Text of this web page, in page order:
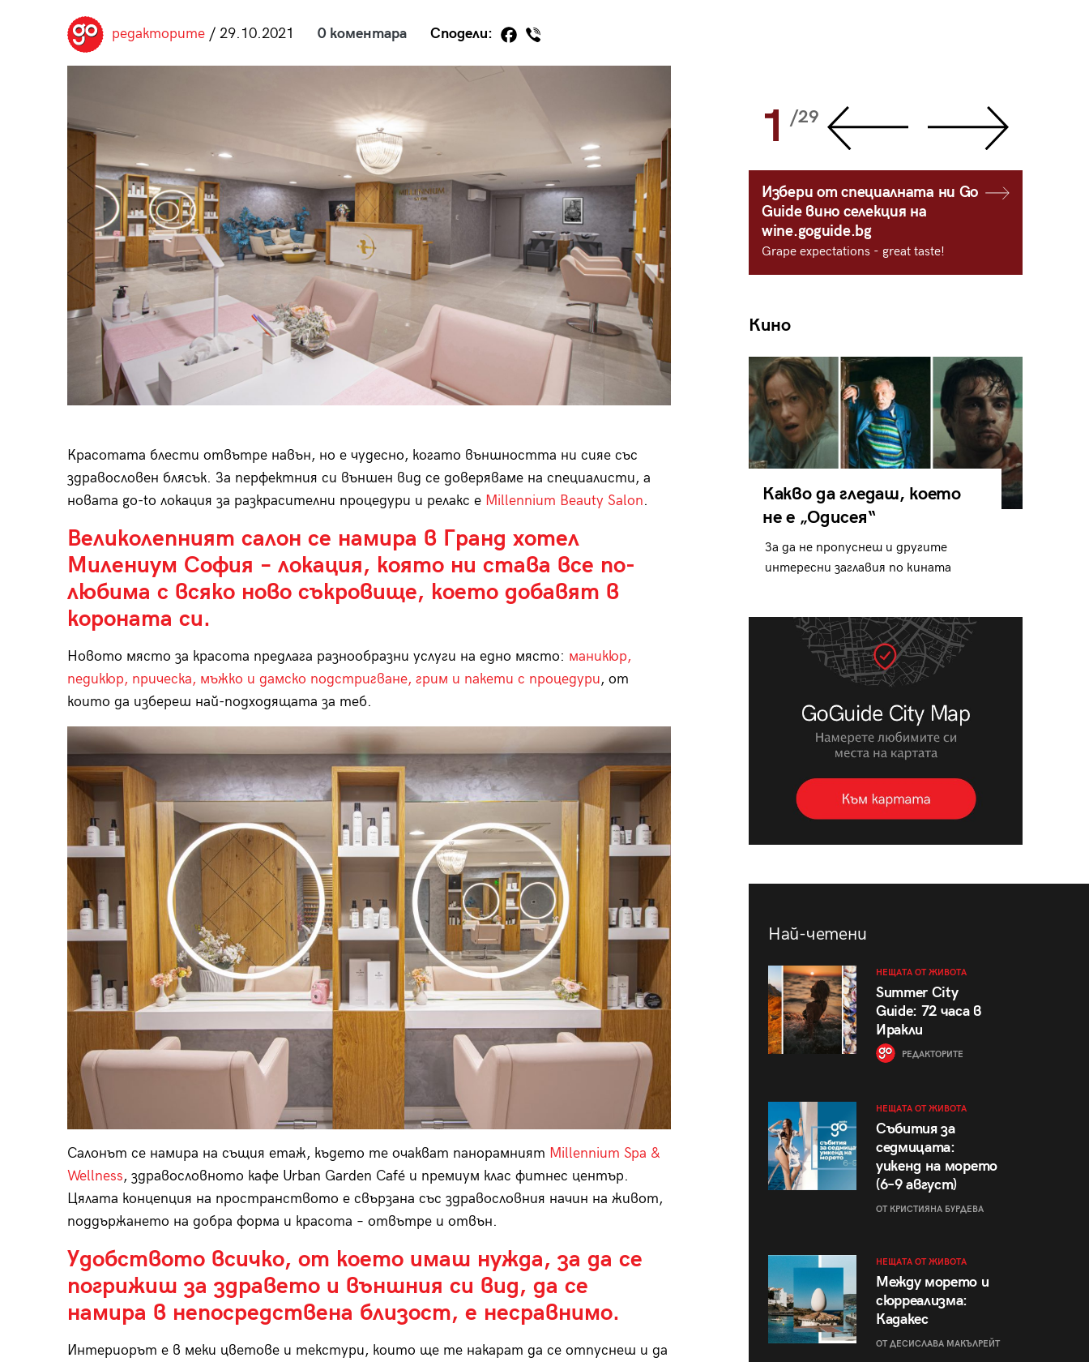
редакторите/ 29.10.2021 0 коментара Сподели:
Красотата блести отвътре навън, но е чудесно, когато външността ни сияе със
здравословен блясък. За перфектния си външен вид се доверяваме на специалисти, а
новата go-to локация за разкрасителни процедури и релакс е Millennium Beauty Salon.
Великолепният салон се намира в Гранд хотел
Милениум София – локация, която ни става все по-
любима с всяко ново съкровище, което добавят в
короната си.
Новото място за красота предлага разнообразни услуги на едно място: маникюр,
педикюр, прическа, мъжко и дамско подстригване, грим и пакети с процедури, от
които да избереш най-подходящата за теб.
Салонът се намира на същия етаж, където те очакват панорамният Millennium Spa &
Wellness, здравословното кафе Urban Garden Café и премиум клас фитнес център.
Цялата концепция на пространството е свързана със здравословния начин на живот,
поддържането на добра форма и красота – отвътре и отвън.
Удобството всичко, от което имаш нужда, за да се
погрижиш за здравето и външния си вид, да се
намира в непосредствена близост, е несравнимо.
Интериорът е в меки цветове и текстури, които ще те накарат да се отпуснеш и да
1 /29
Избери от специалната ни Go
Guide вино селекция на
wine.goguide.bg
Grape expectations - great taste!
Кино
Какво да гледаш, което
не е „Одисея“
За да не пропуснеш и другите
интересни заглавия по кината
Най-четени
НЕЩАТА ОТ ЖИВОТА
Summer City
Guide: 72 часа в
Иракли
РЕДАКТОРИТЕ
НЕЩАТА ОТ ЖИВОТА
Събития за
седмицата:
уикенд на морето
(6–9 август)
ОТ КРИСТИЯНА БУРДЕВА
НЕЩАТА ОТ ЖИВОТА
Между морето и
сюрреализма:
Кадакес
ОТ ДЕСИСЛАВА МАКЪЛРЕЙТ